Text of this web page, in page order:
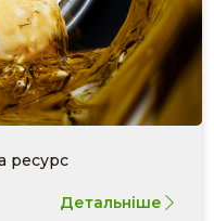
ресурс
Детальніше